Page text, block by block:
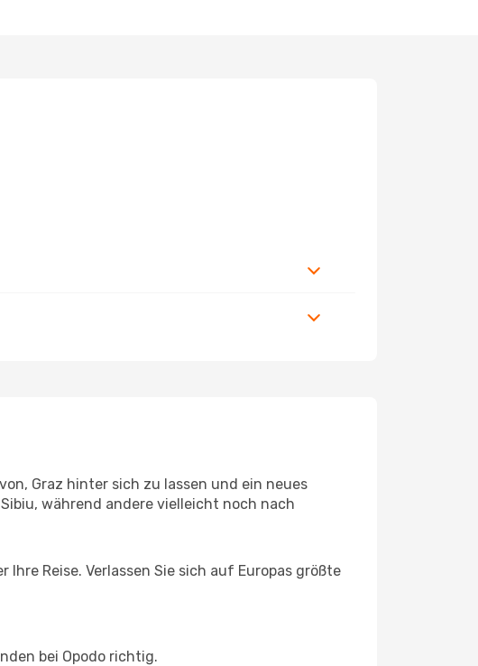
Graz hinter sich zu lassen und ein neues
während andere vielleicht noch nach
Reise. Verlassen Sie sich auf Europas größte
bei Opodo richtig.